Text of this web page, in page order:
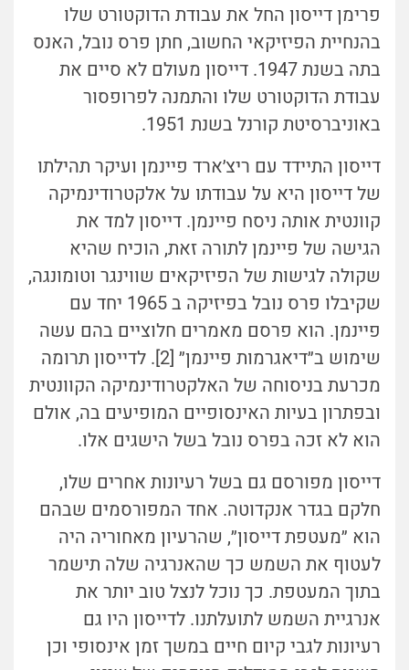
פרימן דייסון החל את עבודת הדוקטורט שלו
בהנחיית הפיזיקאי החשוב, חתן פרס נובל, האנס
בתה בשנת 1947. דייסון מעולם לא סיים את
עבודת הדוקטורט שלו והתמנה לפרופסור
באוניברסיטת קורנל בשנת 1951.
דייסון התיידד עם ריצ׳ארד פיינמן ועיקר תהילתו
של דייסון היא על עבודתו על אלקטרודינמיקה
קוונטית אותה ניסח פיינמן. דייסון למד את
הגישה של פיינמן לתורה זאת, הוכיח שהיא
שקולה לגישות של הפיזיקאים שווינגר וטומונגה,
שקיבלו פרס נובל בפיזיקה ב 1965 יחד עם
פיינמן. הוא פרסם מאמרים חלוציים בהם עשה
שימוש ב״דיאגרמות פיינמן״ [2]. לדייסון תרומה
מכרעת בניסוחה של האלקטרודינמיקה הקוונטית
ובפתרון בעיות האינסופיים המופיעים בה, אולם
הוא לא זכה בפרס נובל בשל הישגים אלו.
דייסון מפורסם גם בשל רעיונות אחרים שלו,
חלקם בגדר אנקדוטה. אחד המפורסמים שבהם
הוא ״מעטפת דייסון״, שהרעיון מאחוריה היה
לעטוף את השמש כך שהאנרגיה שלה תישמר
בתוך המעטפת. כך נוכל לנצל טוב יותר את
אנרגיית השמש לתועלתנו. לדייסון היו גם
רעיונות לגבי קיום חיים במשך זמן אינסופי וכן